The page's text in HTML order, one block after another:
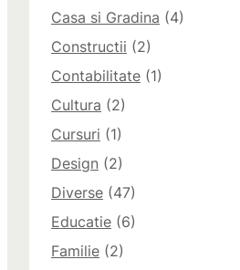
Casa si Gradina (4)
Constructii (2)
Contabilitate (1)
Cultura (2)
Cursuri (1)
Design (2)
Diverse (47)
Educatie (6)
Familie (2)